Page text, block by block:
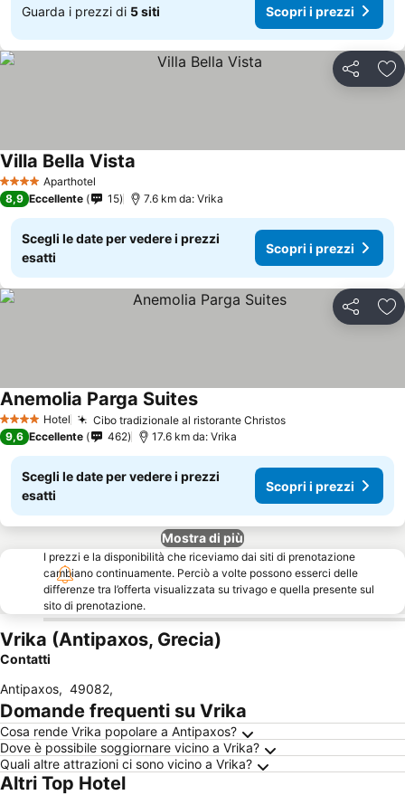
Guarda i prezzi di 5 siti Scopri i prezzi
Condividi
4 Stelle Aparthotel
Villa Bella Vista
8,9 Eccellente 15 7.6 km da: Vrika
Scegli le date per vedere i prezzi
esatti
Scopri i prezzi
Condividi
4 Stelle Hotel Cibo tradizionale al ristorante Christos
Anemolia Parga Suites
9,6 Eccellente 462 17.6 km da: Vrika
Scegli le date per vedere i prezzi
esatti
Scopri i prezzi
Mostra di più
I prezzi e la disponibilità che riceviamo dai siti di prenotazione
cambiano continuamente. Perciò a volte possono esserci delle
differenze tra l’offerta visualizzata su trivago e quella presente sul
sito di prenotazione.
Vrika (Antipaxos, Grecia)
Contatti
Antipaxos, 49082,
Domande frequenti su Vrika
Cosa rende Vrika popolare a Antipaxos?
Dove è possibile soggiornare vicino a Vrika?
Quali altre attrazioni ci sono vicino a Vrika?
Altri Top Hotel